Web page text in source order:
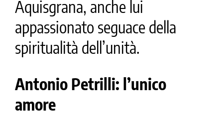
Aquisgrana, anche lui
appassionato seguace della
spiritualità dell’unità.
Antonio Petrilli: l’unico
amore